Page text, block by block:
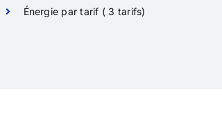
Énergie par tarif ( 3 tarifs)